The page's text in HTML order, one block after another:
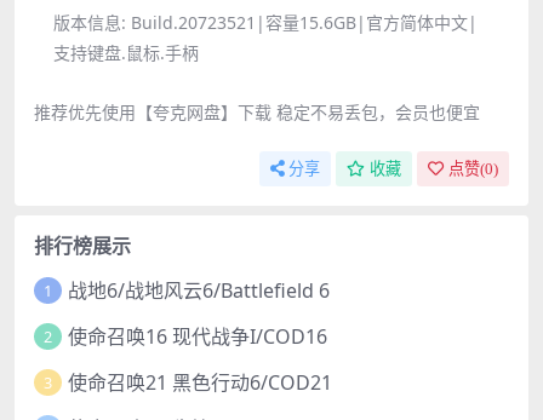
版本信息: Build.20723521|容量15.6GB|官方简体中文|
支持键盘.鼠标.手柄
推荐优先使用【夸克网盘】下载 稳定不易丢包，会员也便宜
分享 收藏 点赞(0)
排行榜展示
1 战地6/战地风云6/Battlefield 6
2 使命召唤16 现代战争I/COD16
3 使命召唤21 黑色行动6/COD21